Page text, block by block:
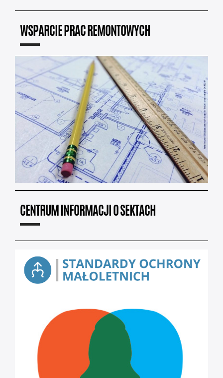
WSPARCIE PRAC REMONTOWYCH
CENTRUM INFORMACJI O SEKTACH